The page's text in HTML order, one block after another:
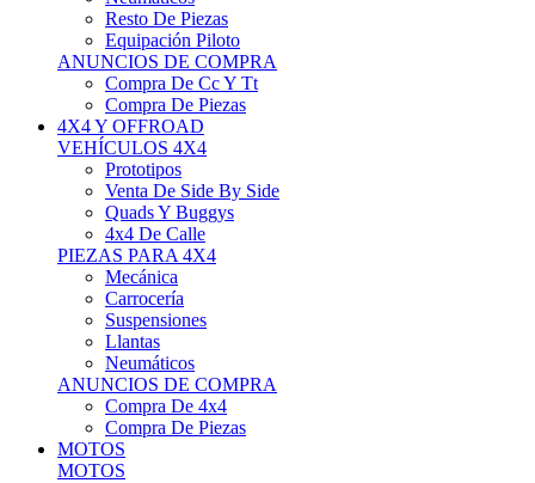
Equipación Piloto
ANUNCIOS DE COMPRA
Compra De Cc Y Tt
Compra De Piezas
4X4 Y OFFROAD
VEHÍCULOS 4X4
Prototipos
Venta De Side By Side
Quads Y Buggys
4x4 De Calle
PIEZAS PARA 4X4
Mecánica
Carrocería
Suspensiones
Llantas
Neumáticos
ANUNCIOS DE COMPRA
Compra De 4x4
Compra De Piezas
MOTOS
MOTOS
Motos De Circuito